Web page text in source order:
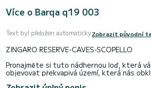
Více o Barqa q19 003
Text byl přeložen automatickyZobrazit původní
ZINGARO RESERVE-CAVES-SCOPELLO
Pronajměte si tuto nádhernou loď, která
objevovat překvapivá území, která nás